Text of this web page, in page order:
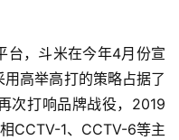
台，斗米在今年4月份宣
高举高打的策略占据了
次打响品牌战役，2019
CCTV-1、CCTV-6等主